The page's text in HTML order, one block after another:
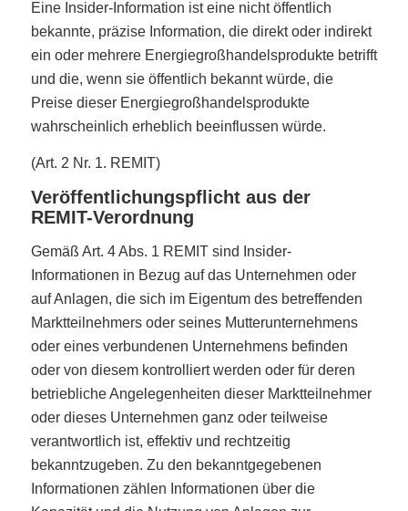
Eine Insider-Information ist eine nicht öffentlich
bekannte, präzise Information, die direkt oder indirekt
ein oder mehrere Energiegroßhandelsprodukte betrifft
und die, wenn sie öffentlich bekannt würde, die
Preise dieser Energiegroßhandelsprodukte
wahrscheinlich erheblich beeinflussen würde.
(Art. 2 Nr. 1. REMIT)
Veröffentlichungspflicht aus der
REMIT-Verordnung
Gemäß Art. 4 Abs. 1 REMIT sind Insider-
Informationen in Bezug auf das Unternehmen oder
auf Anlagen, die sich im Eigentum des betreffenden
Marktteilnehmers oder seines Mutterunternehmens
oder eines verbundenen Unternehmens befinden
oder von diesem kontrolliert werden oder für deren
betriebliche Angelegenheiten dieser Marktteilnehmer
oder dieses Unternehmen ganz oder teilweise
verantwortlich ist, effektiv und rechtzeitig
bekanntzugeben. Zu den bekanntgegebenen
Informationen zählen Informationen über die